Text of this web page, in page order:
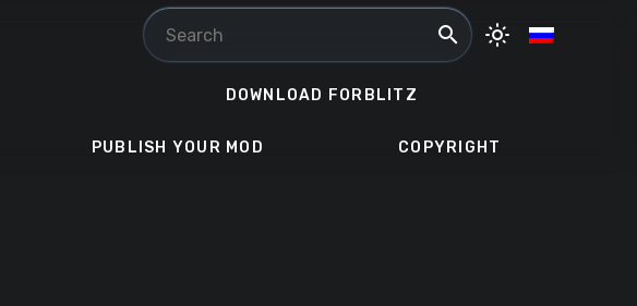
search light_mode
DOWNLOAD FORBLITZ
PUBLISH YOUR MOD COPYRIGHT